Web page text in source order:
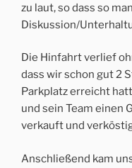
zu laut, so dass so
Diskussion/
Die Hinfahrt verlief
dass wir schon gut 2
Parkplatz erreicht
und sein Team einen
verkauft und
Anschließend kam